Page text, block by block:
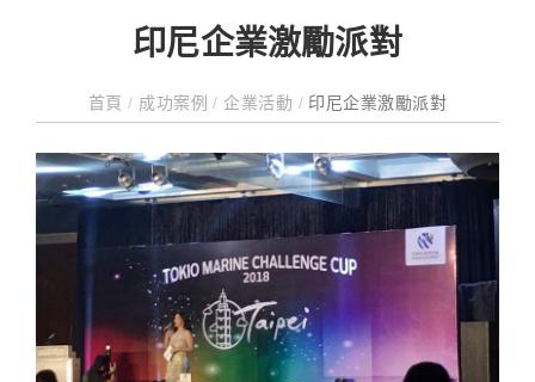
印尼企業激勵派對
首頁/ 成功案例/ 企業活動 / 印尼企業激勵派對